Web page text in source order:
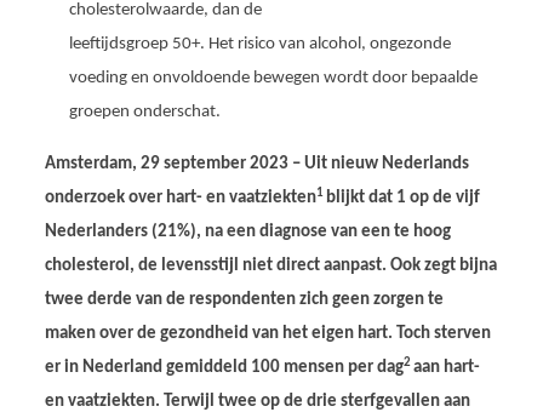
cholesterolwaarde, dan de
leeftijdsgroep 50+. Het risico van alcohol, ongezonde
voeding en onvoldoende bewegen wordt door bepaalde
groepen onderschat.
Amsterdam, 29 september 2023 – Uit nieuw Nederlands
onderzoek over hart- en vaatziekten1 blijkt dat 1 op de vijf
Nederlanders (21%), na een diagnose van een te hoog
cholesterol, de levensstijl niet direct aanpast. Ook zegt bijna
twee derde van de respondenten zich geen zorgen te
maken over de gezondheid van het eigen hart. Toch sterven
er in Nederland gemiddeld 100 mensen per dag2 aan hart-
en vaatziekten. Terwijl twee op de drie sterfgevallen aan